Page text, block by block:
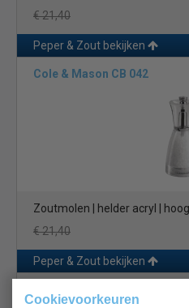
Cookievoorkeuren
€ 21,40
Peper & Zout bekijken
Cole & Mason CB 042
Zoutmolen | helder acryl |
€ 21,40
Peper & Zout bekijken